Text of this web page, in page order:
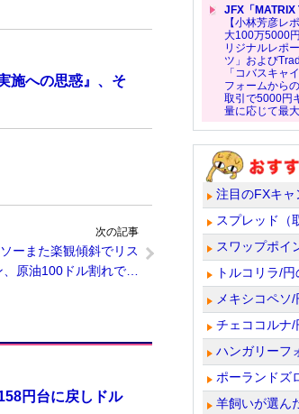
施への思惑』、そ
次の記事
ーまた楽観傾斜でリス
、原油100ドル割れで…
円台に戻しドル
JFX「MATRIX
【小林芳彦レ
大100万5000
リジナルレポ
ツ」および
「コバスキャ
フォームから
取引で5000円
量に応じて最
注目のFXキャ
スプレッド（
スワップポイ
トルコリラ/
メキシコペソ
チェココルナ
ハンガリーフ
ポーランドズ
羊飼いが選ん